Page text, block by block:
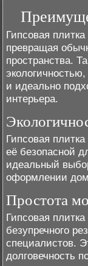
Гипсовая
превращая
пространства.
и идеально
интерьера.
Гипсовая
её безопасной
идеальный
оформлении
Простота
Гипсовая
безупречного
специалистов.
долговечность